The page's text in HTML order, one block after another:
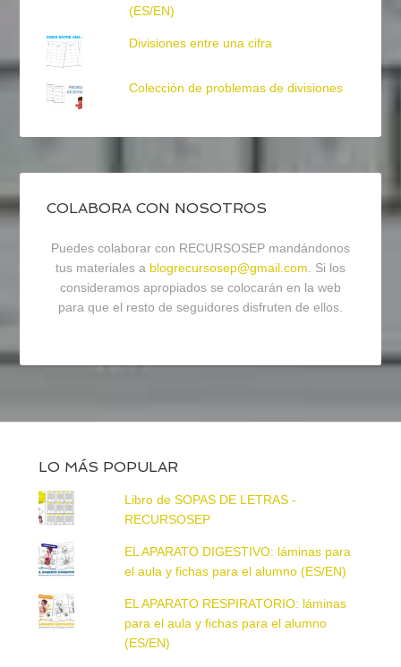
(ES/EN)
Divisiones entre una cifra
Colección de problemas de divisiones
COLABORA CON NOSOTROS
Puedes colaborar con RECURSOSEP mandándonos
tus materiales a blogrecursosep@gmail.com. Si los
consideramos apropiados se colocarán en la web
para que el resto de seguidores disfruten de ellos.
LO MÁS POPULAR
Libro de SOPAS DE LETRAS -
RECURSOSEP
EL APARATO DIGESTIVO: láminas para
el aula y fichas para el alumno (ES/EN)
EL APARATO RESPIRATORIO: láminas
para el aula y fichas para el alumno
(ES/EN)